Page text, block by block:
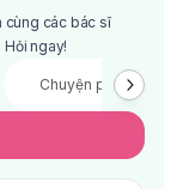
cùng các bác sĩ
ngay!
Chuyện phòng the